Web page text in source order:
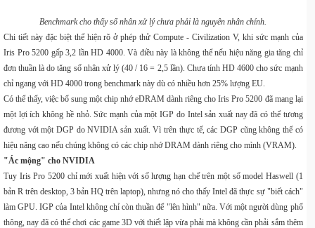
Benchmark cho thấy số nhân xử lý chưa phải là nguyên nhân chính.
Chi tiết này đặc biệt thể hiện rõ ở phép thử Compute - Civilization V, khi sức mạnh của
Iris Pro 5200 gấp 3,2 lần HD 4000. Và điều này là không thể nếu hiệu năng gia tăng chỉ
đơn thuần là do tăng số nhân xử lý (40 / 16 = 2,5 lần). Chưa tính HD 4600 cho sức mạnh
chỉ ngang với HD 4000 trong benchmark này dù có nhiều hơn 25% lượng EU.
Có thể thấy, việc bổ sung một chip nhớ eDRAM dành riêng cho Iris Pro 5200 đã mang lại
một lợi ích không hề nhỏ. Sức mạnh của một IGP do Intel sản xuất nay đã có thể tương
đương với một DGP do NVIDIA sản xuất. Vì trên thực tế, các DGP cũng không thể có
hiệu năng cao nếu chúng không có các chip nhớ DRAM dành riêng cho mình (VRAM).
"Ác mộng" cho NVIDIA
Tuy Iris Pro 5200 chỉ mới xuất hiện với số lượng hạn chế trên một số model Haswell (1
bản R trên desktop, 3 bản HQ trên laptop), nhưng nó cho thấy Intel đã thực sự "biết cách"
làm GPU. IGP của Intel không chỉ còn thuần để "lên hình" nữa. Với một người dùng phổ
thông, nay đã có thể chơi các game 3D với thiết lập vừa phải mà không cần phải sắm thêm